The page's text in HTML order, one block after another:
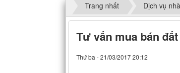
Trang nhất Dịch vụ
Tư vấn mua bán
Thứ ba - 21/03/2017 20:12